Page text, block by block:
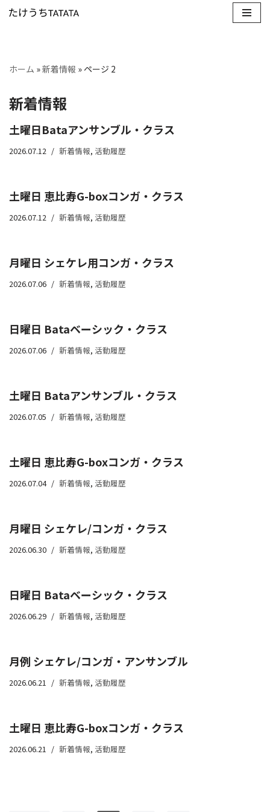
テ
へ
ス
キ
ッ
ホーム »新着情報 » ページ 2
新着情報
土曜日Bataアンサンブル・クラス
2026.07.12 新着情報, 活動履歴
土曜日 恵比寿G-boxコンガ・クラス
2026.07.12 新着情報, 活動履歴
月曜日 シェケレ用コンガ・クラス
2026.07.06 新着情報, 活動履歴
日曜日 Bataベーシック・クラス
2026.07.06 新着情報, 活動履歴
土曜日 Bataアンサンブル・クラス
2026.07.05 新着情報, 活動履歴
土曜日 恵比寿G-boxコンガ・クラス
2026.07.04 新着情報, 活動履歴
月曜日 シェケレ/コンガ・クラス
2026.06.30 新着情報, 活動履歴
日曜日 Bataベーシック・クラス
2026.06.29 新着情報, 活動履歴
月例 シェケレ/コンガ・アンサンブル
2026.06.21 新着情報, 活動履歴
土曜日 恵比寿G-boxコンガ・クラス
2026.06.21 新着情報, 活動履歴